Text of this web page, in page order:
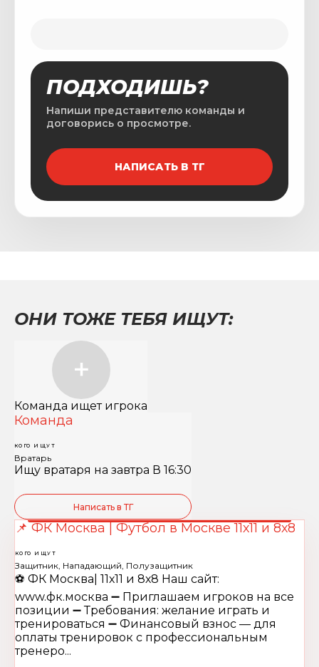
ПОДХОДИШЬ?
Напиши представителю команды и
договорись о просмотре.
НАПИСАТЬ В ТГ
ОНИ ТОЖЕ ТЕБЯ ИЩУТ:
Команда ищет игрока
Команда
КОГО ИЩУТ
Вратарь
Ищу вратаря на завтра В 16:30
Написать в ТГ
📌 ФК Москва | Футбол в Москве 11х11 и 8х8
КОГО ИЩУТ
Защитник, Нападающий, Полузащитник
⚽️ ФК Москва| 11х11 и 8х8 Наш сайт:
www.фк.москва ➖ Приглашаем игроков на все
позиции ➖ Требования: желание играть и
тренироваться ➖ Финансовый взнос — для
оплаты тренировок с профессиональным
тренеро...